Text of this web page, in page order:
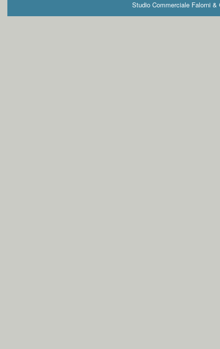
Studio Commerciale Falorni